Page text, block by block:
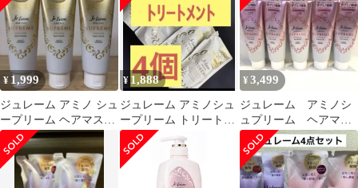
り なめらか 本体
500mL ローズ&ジャス
ミンの香り) 500ミリリ
ットル (x 1) [シャンプ
ー]
¥ 1,999
ジュレーム アミノ シュ
ープリーム ヘアマスク
S さらさらかろやか 3
本
¥ 1,888
ジュレーム アミノシュ
ープリーム トリートメ
ント 詰替 350ml×4
¥3,499
ジュレーム アミノシ
ュプリーム ヘアマス
ク ５本セット